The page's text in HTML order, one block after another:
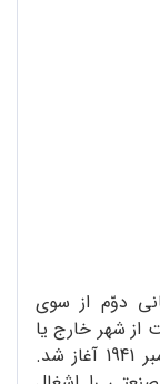
دوّم از سوی
شهر خارج یا
به آن وارد شود. این محاصره در 8 سپتامبر 1941 آغاز شد.